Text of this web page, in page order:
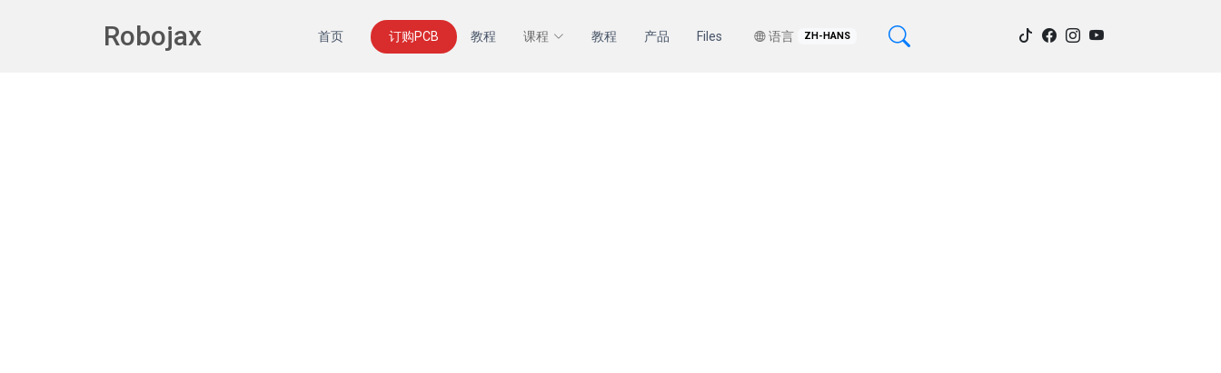
Robojax 首页 订购PCB 教程 课程 教程 产品 Files 语言 ZH-HANS